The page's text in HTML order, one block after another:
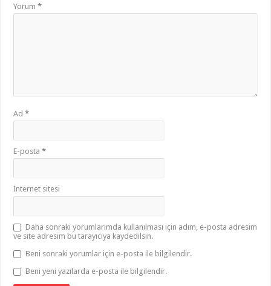
Yorum*
Ad*
E-posta*
İnternet sitesi
Daha sonraki yorumlarımda kullanılması için adım, e-posta adresim
ve site adresim bu tarayıcıya kaydedilsin.
Beni sonraki yorumlar için e-posta ile bilgilendir.
Beni yeni yazılarda e-posta ile bilgilendir.